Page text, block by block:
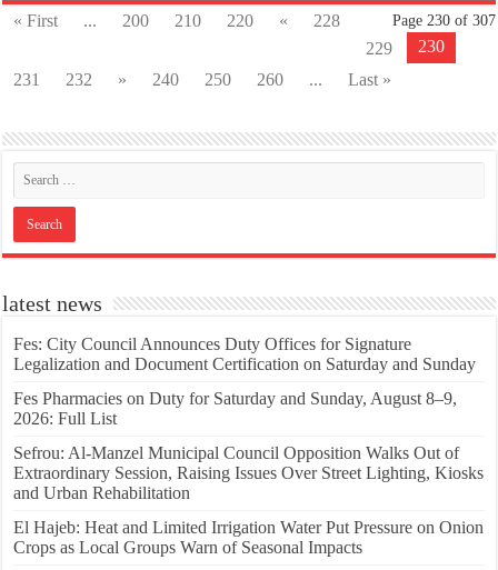
Page 230 of 307
« First ... 200 210 220 «
228
229
230
231
232 » 240 250 260 ... Last »
latest news
Fes: City Council Announces Duty Offices for Signature
Legalization and Document Certification on Saturday and Sunday
Fes Pharmacies on Duty for Saturday and Sunday, August 8–9,
2026: Full List
Sefrou: Al-Manzel Municipal Council Opposition Walks Out of
Extraordinary Session, Raising Issues Over Street Lighting, Kiosks
and Urban Rehabilitation
El Hajeb: Heat and Limited Irrigation Water Put Pressure on Onion
Crops as Local Groups Warn of Seasonal Impacts